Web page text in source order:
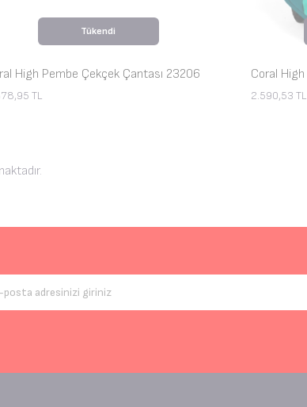
Tükendi
High Pembe Çekçek Çantası 23206
TL
Coral High
2.590,53 TL